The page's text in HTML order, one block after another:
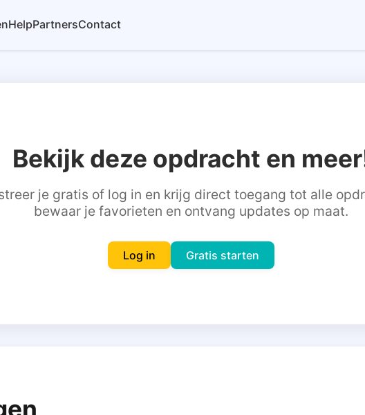
HelpPartnersContact
Bekijk deze opdracht en
je gratis of log in en krijg direct toegang tot alle
bewaar je favorieten en ontvang updates op maat.
Log in Gratis starten